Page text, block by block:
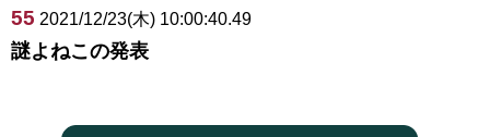
55 2021/12/23(木) 10:00:40.49
謎よねこの発表